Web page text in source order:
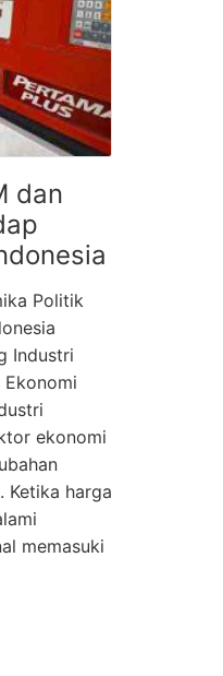
dan
Politik
Industri
ekonomi
Ketika harga
memasuki